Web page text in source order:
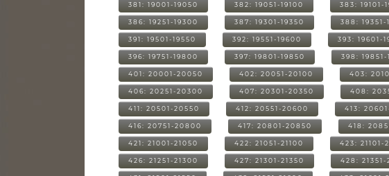
381: 19001-19050 382: 19051-19100 383: 19101-
386: 19251-19300 387: 19301-19350 388: 19351-
391: 19501-19550 392: 19551-19600 393: 19601-
396: 19751-19800 397: 19801-19850 398: 19851-
401: 20001-20050 402: 20051-20100 403:
406: 20251-20300 407: 20301-20350 408:
411: 20501-20550 412: 20551-20600 413:
416: 20751-20800 417: 20801-20850 418:
421: 21001-21050 422: 21051-21100 423: 21101-
426: 21251-21300 427: 21301-21350 428: 21351-